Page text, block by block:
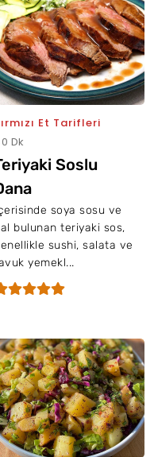
Et Tarifleri
Dk
Soslu
soya sosu ve
bulunan teriyaki sos,
sushi, salata ve
yemekl...